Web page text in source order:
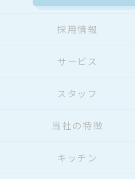
採用情報
サービス
スタッフ
当社の特徴
キッチン